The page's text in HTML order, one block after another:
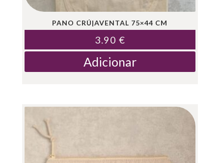
PANO CRÚ|AVENTAL 75×44 CM
3.90 €
Adicionar